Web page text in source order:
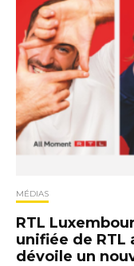
MÉDIAS
RTL
unifiée de RTL
dévoile un